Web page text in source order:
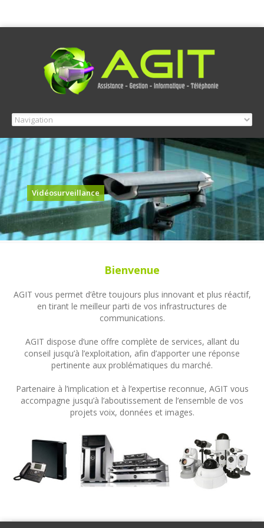
Vidéosurveillance
Bienvenue
AGIT vous permet d’être toujours plus innovant et plus réactif,
en tirant le meilleur parti de vos infrastructures de
communications.
AGIT dispose d’une offre complète de services, allant du
conseil jusqu’à l’exploitation, afin d’apporter une réponse
pertinente aux problématiques du marché.
Partenaire à l’implication et à l’expertise reconnue, AGIT vous
accompagne jusqu’à l’aboutissement de l’ensemble de vos
projets voix, données et images.